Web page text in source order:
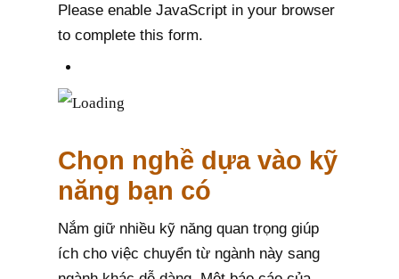
Please enable JavaScript in your browser
to complete this form.
Chọn nghề dựa vào kỹ
năng bạn có
Nắm giữ nhiều kỹ năng quan trọng giúp
ích cho việc chuyển từ ngành này sang